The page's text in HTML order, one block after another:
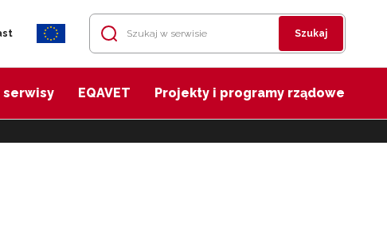
Szukaj
serwisy EQAVET Projekty i programy rządowe